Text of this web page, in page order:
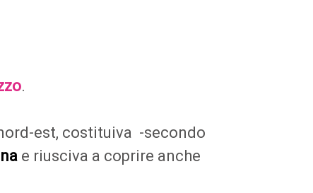
.
est, costituiva -secondo
e riusciva a coprire anche